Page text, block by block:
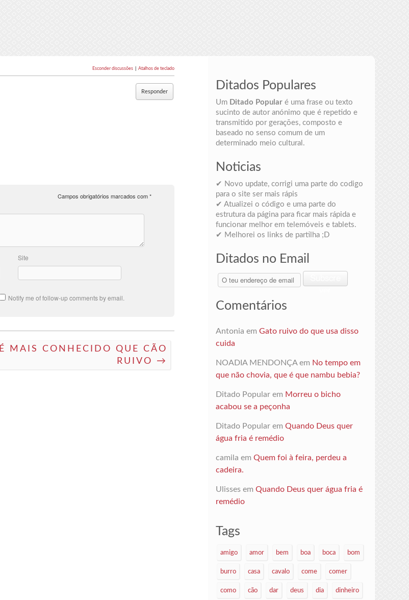
Esconder discussões Atalhos de teclado
Responder
Campos obrigatórios marcados com*
Site
Notify me of follow-up comments by email.
É MAIS CONHECIDO QUE CÃO
RUIVO →
Ditados Populares
Um Ditado Popularé uma frase ou texto
sucinto de autor anónimo que é repetido e
transmitido por gerações, composto e
baseado no senso comum de um
determinado meio cultural.
Noticias
✔ Novo update, corrigi uma parte do codigo
para o site ser mais rápis
✔ Atualizei o código e uma parte do
estrutura da página para ficar mais rápida e
funcionar melhor em telemóveis e tablets.
✔ Melhorei os links de partilha ;D
Ditados no Email
O
teu
de
ver
Comentários
Antonia em Gato ruivo do que usa disso
cuida
NOADIA MENDONÇAem No tempo em
que não chovia, que é que nambu bebia?
Ditado Popularem Morreu o bicho
acabou se a peçonha
Ditado Popularem Quando Deus quer
água fria é remédio
camila em Quem foi à feira, perdeu a
cadeira.
Ulissesem Quando Deus quer água fria é
remédio
Tags
amigo amor bem boa boca bom
burro casa cavalo come comer
como cão dar deus dia dinheiro